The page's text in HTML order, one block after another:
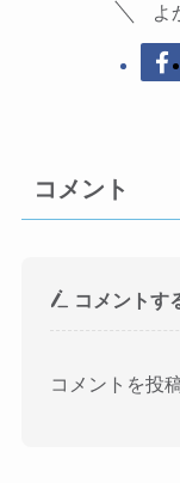
よ
コメント
コメントす
コメントを投